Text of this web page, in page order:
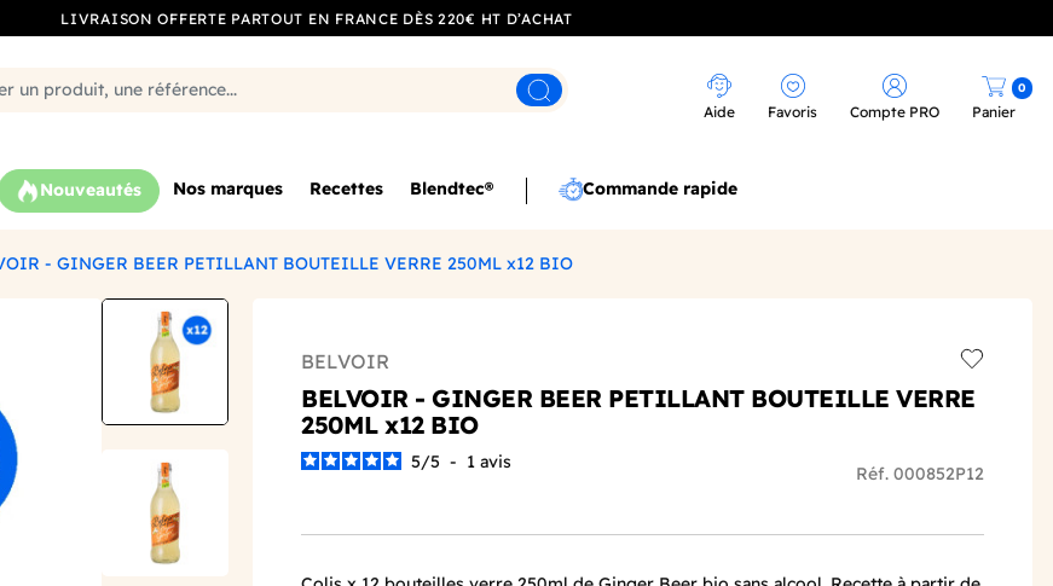
LIVRAISON OFFERTE PARTOUT EN FRANCE DÈS 220€ HT D’ACHAT
Rechercher
Aide Favoris Compte PRO Panier
0
Nouveautés Nos marques Recettes Blendtec® Commande rapide
- GINGER BEER PETILLANT BOUTEILLE VERRE 250ML x12 BIO
BELVOIR
BELVOIR - GINGER BEER PETILLANT BOUTEILLE VERRE
250ML x12 BIO
5/5 - 1 avis
Réf. 000852P12